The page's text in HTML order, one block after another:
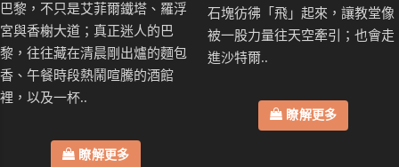
巴黎，不只是艾菲爾鐵塔、羅浮
宮與香榭大道；真正迷人的巴
黎，往往藏在清晨剛出爐的麵包
香、午餐時段熱鬧喧騰的酒館
裡，以及一杯..
瞭解更多
石塊彷彿「飛」起來，讓教堂像
被一股力量往天空牽引；也會走
進沙特爾..
瞭解更多